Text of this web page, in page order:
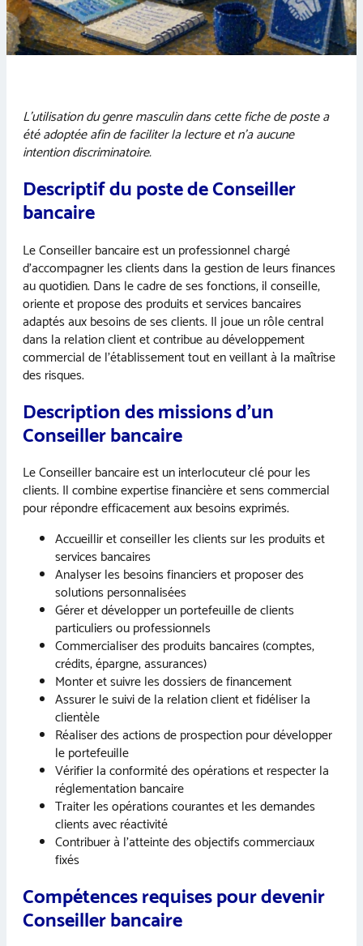
L’utilisation du genre masculin dans cette fiche de poste a
été adoptée afin de faciliter la lecture et n’a aucune
intention discriminatoire.
Descriptif du poste de Conseiller
bancaire
Le Conseiller bancaire est un professionnel chargé
d’accompagner les clients dans la gestion de leurs finances
au quotidien. Dans le cadre de ses fonctions, il conseille,
oriente et propose des produits et services bancaires
adaptés aux besoins de ses clients. Il joue un rôle central
dans la relation client et contribue au développement
commercial de l’établissement tout en veillant à la maîtrise
des risques.
Description des missions d’un
Conseiller bancaire
Le Conseiller bancaire est un interlocuteur clé pour les
clients. Il combine expertise financière et sens commercial
pour répondre efficacement aux besoins exprimés.
Accueillir et conseiller les clients sur les produits et
services bancaires
Analyser les besoins financiers et proposer des
solutions personnalisées
Gérer et développer un portefeuille de clients
particuliers ou professionnels
Commercialiser des produits bancaires (comptes,
crédits, épargne, assurances)
Monter et suivre les dossiers de financement
Assurer le suivi de la relation client et fidéliser la
clientèle
Réaliser des actions de prospection pour développer
le portefeuille
Vérifier la conformité des opérations et respecter la
réglementation bancaire
Traiter les opérations courantes et les demandes
clients avec réactivité
Contribuer à l’atteinte des objectifs commerciaux
fixés
Compétences requises pour devenir
Conseiller bancaire